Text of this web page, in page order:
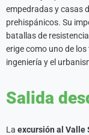
empedradas y casas
prehispánicos. Su
batallas de
erige como uno de
ingeniería y el
Salida
La excursión al Valle